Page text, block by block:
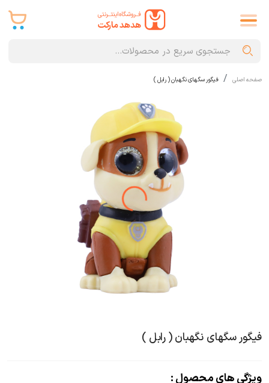
صفحه اصلی فیگور سگهای نگهبان ( رابل )
فیگور سگهای نگهبان ( رابل )
ویژگی های محصول :